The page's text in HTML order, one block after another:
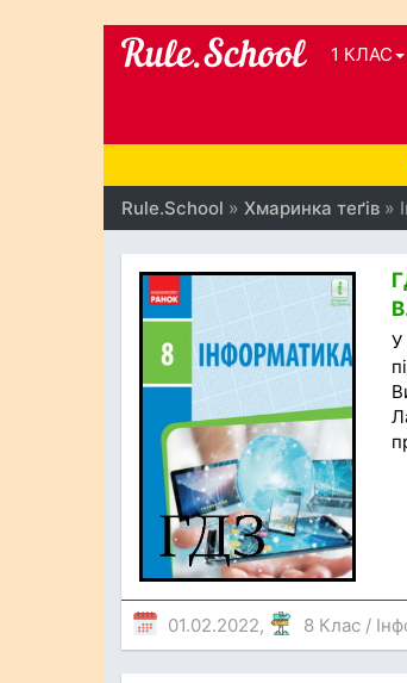
1 КЛАС
Rule.School » Хмаринка теґів »
У
01.02.2022, 8 Клас /